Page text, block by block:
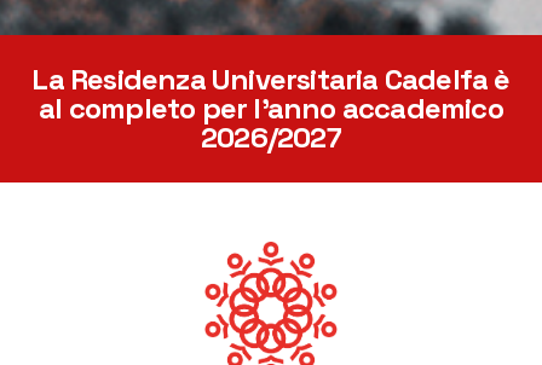
La Residenza Universitaria Cadelfa è
al completo per l'anno accademico
2026/2027